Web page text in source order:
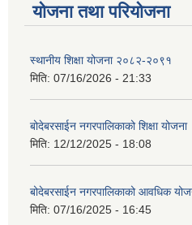
योजना तथा परियोजना
स्थानीय शिक्षा योजना २०८२-२०९१
मिति: 07/16/2026 - 21:33
बोदेबरसाईन नगरपालिकाको शिक्षा योजना
मिति: 12/12/2025 - 18:08
बोदेबरसाईन नगरपालिकाको आवधिक
मिति: 07/16/2025 - 16:45